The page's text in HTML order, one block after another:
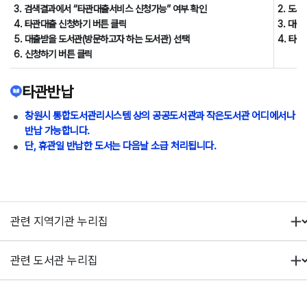
3. 검색결과에서 “타관대출서비스 신청가능” 여부 확인
4. 타관대출 신청하기 버튼 클릭
5. 대출받을 도서관(방문하고자 하는 도서관) 선택
6. 신청하기 버튼 클릭
2. 도서
3. 대출
4. 타관
타관반납
창원시 통합도서관리시스템 상의 공공도서관과 작은도서관 어디에서나
반납 가능합니다.
단, 휴관일 반납한 도서는 다음날 소급 처리됩니다.